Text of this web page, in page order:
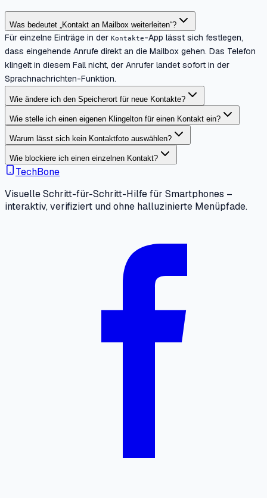
Was bedeutet „Kontakt an Mailbox weiterleiten“?
Für einzelne Einträge in der Kontakte-App lässt sich festlegen,
dass eingehende Anrufe direkt an die Mailbox gehen. Das Telefon
klingelt in diesem Fall nicht, der Anrufer landet sofort in der
Sprachnachrichten-Funktion.
Wie ändere ich den Speicherort für neue Kontakte?
Wie stelle ich einen eigenen Klingelton für einen Kontakt ein?
Warum lässt sich kein Kontaktfoto auswählen?
Wie blockiere ich einen einzelnen Kontakt?
TechBone
Visuelle Schritt-für-Schritt-Hilfe für Smartphones –
interaktiv, verifiziert und ohne halluzinierte Menüpfade.